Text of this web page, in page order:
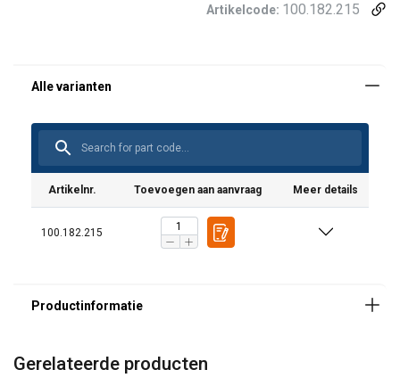
Artikelcode: 100.182.215
Artikelnr. Toevoegen aan aanvraag Meer details
100.182.215
Wijzer gedempt met glycerine
Behuizing Ø 100 mm
Aansluiting: 1x 3/8” NPT inwendig en 1x 3/8” NPT
Gerelateerde producten